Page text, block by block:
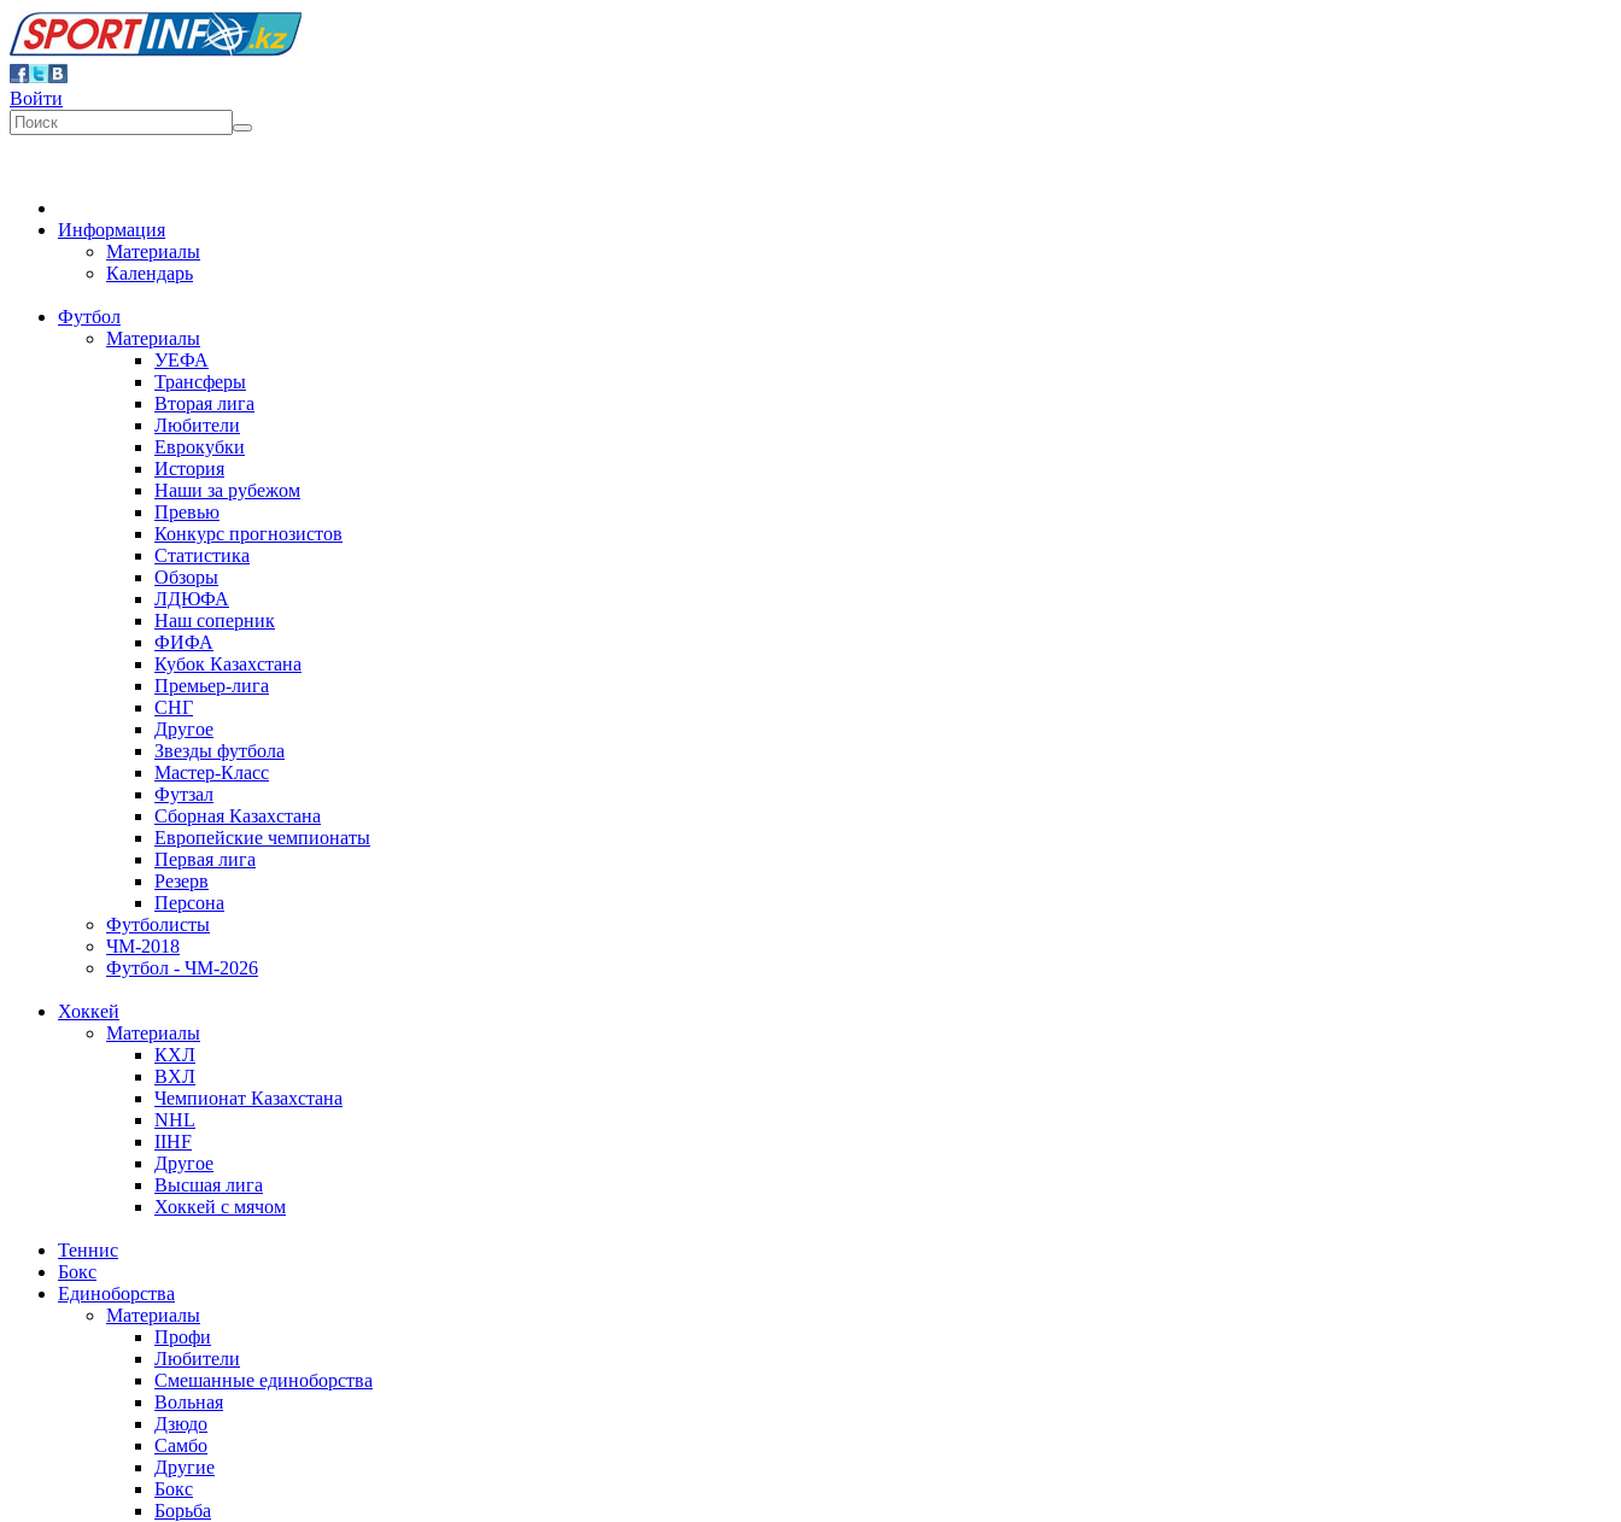
Войти
Информация
Материалы
Календарь
Футбол
Материалы
УЕФА
Трансферы
Вторая лига
Любители
Еврокубки
История
Наши за рубежом
Превью
Конкурс прогнозистов
Статистика
Обзоры
ЛДЮФА
Наш соперник
ФИФА
Кубок Казахстана
Премьер-лига
СНГ
Другое
Звезды футбола
Мастер-Класс
Футзал
Сборная Казахстана
Европейские чемпионаты
Первая лига
Резерв
Персона
Футболисты
ЧМ-2018
Футбол - ЧМ-2026
Хоккей
Материалы
КХЛ
ВХЛ
Чемпионат Казахстана
NHL
IIHF
Другое
Высшая лига
Хоккей с мячом
Теннис
Бокс
Единоборства
Материалы
Профи
Любители
Смешанные единоборства
Вольная
Дзюдо
Самбо
Другие
Бокс
Борьба